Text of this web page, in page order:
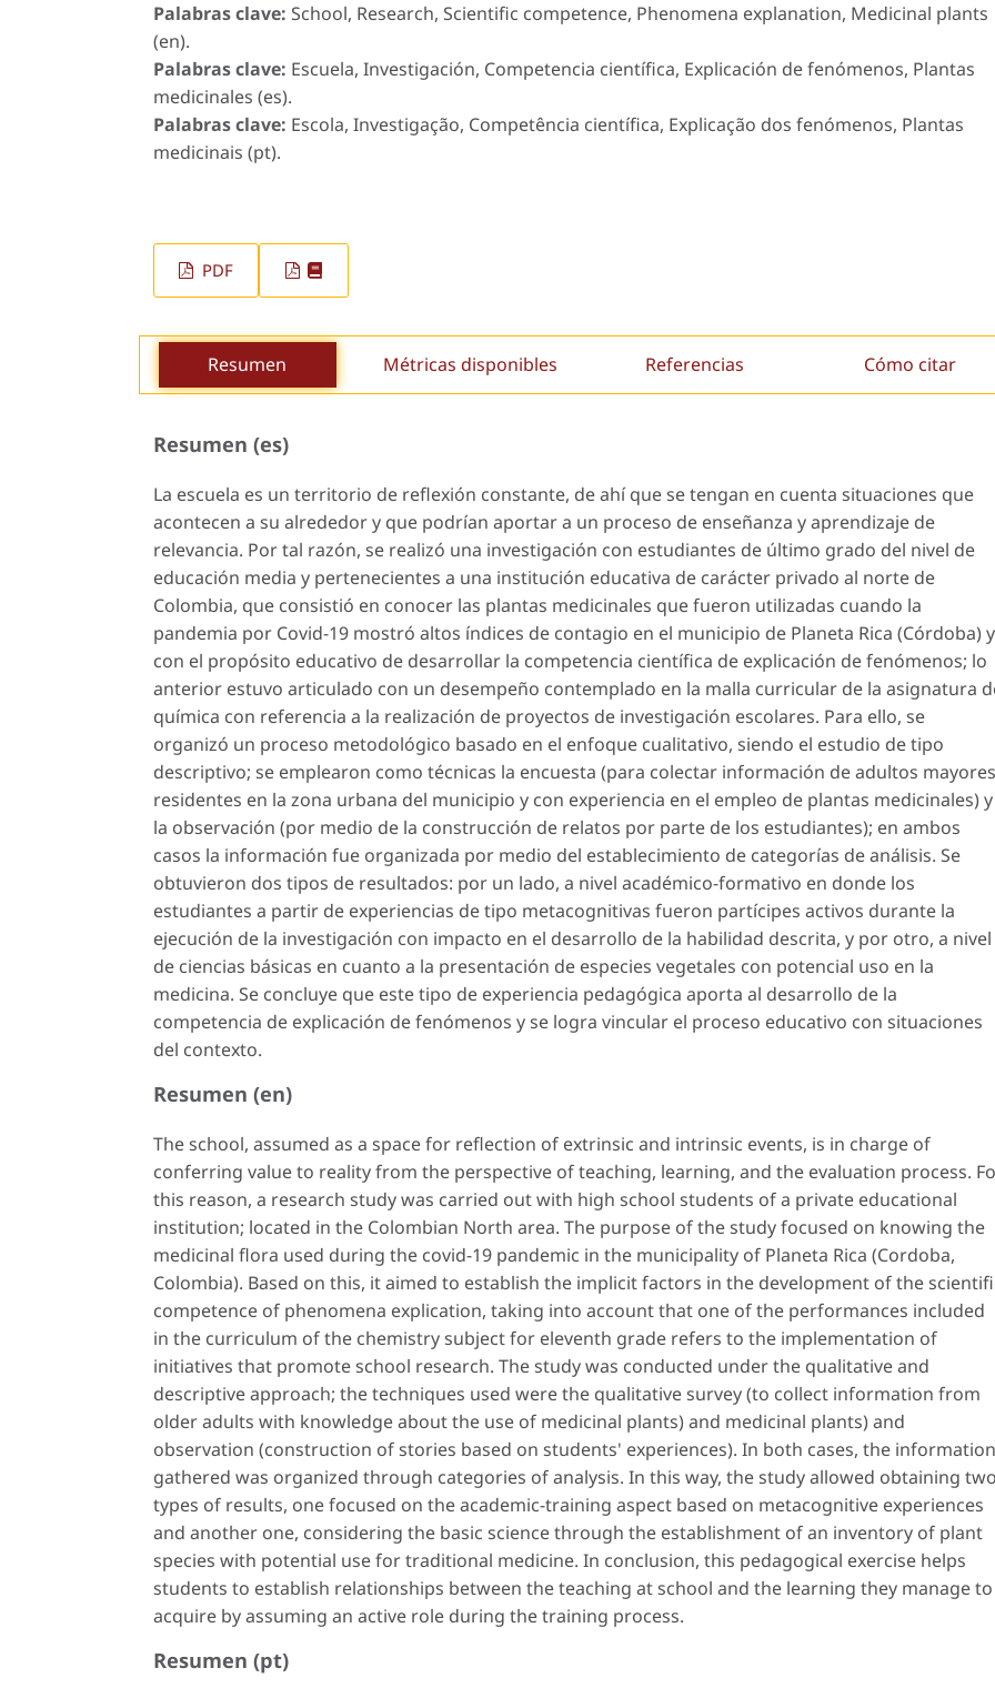
Palabras clave: School, Research, Scientific competence, Phenomena explanation, Medicinal plants
(en).
Palabras clave: Escuela, Investigación, Competencia científica, Explicación de fenómenos, Plantas
medicinales (es).
Palabras clave: Escola, Investigação, Competência científica, Explicação dos fenómenos, Plantas
medicinais (pt).
PDF
Resumen Métricas disponibles Referencias Cómo citar
Resumen (es)
La escuela es un territorio de reflexión constante, de ahí que se tengan en cuenta situaciones que
acontecen a su alrededor y que podrían aportar a un proceso de enseñanza y aprendizaje de
relevancia. Por tal razón, se realizó una investigación con estudiantes de último grado del nivel de
educación media y pertenecientes a una institución educativa de carácter privado al norte de
Colombia, que consistió en conocer las plantas medicinales que fueron utilizadas cuando la
pandemia por Covid-19 mostró altos índices de contagio en el municipio de Planeta Rica (Córdoba) y
con el propósito educativo de desarrollar la competencia científica de explicación de fenómenos; lo
anterior estuvo articulado con un desempeño contemplado en la malla curricular de la asignatura
química con referencia a la realización de proyectos de investigación escolares. Para ello, se
organizó un proceso metodológico basado en el enfoque cualitativo, siendo el estudio de tipo
descriptivo; se emplearon como técnicas la encuesta (para colectar información de adultos mayores
residentes en la zona urbana del municipio y con experiencia en el empleo de plantas medicinales) y
la observación (por medio de la construcción de relatos por parte de los estudiantes); en ambos
casos la información fue organizada por medio del establecimiento de categorías de análisis. Se
obtuvieron dos tipos de resultados: por un lado, a nivel académico-formativo en donde los
estudiantes a partir de experiencias de tipo metacognitivas fueron partícipes activos durante la
ejecución de la investigación con impacto en el desarrollo de la habilidad descrita, y por otro, a nivel
de ciencias básicas en cuanto a la presentación de especies vegetales con potencial uso en la
medicina. Se concluye que este tipo de experiencia pedagógica aporta al desarrollo de la
competencia de explicación de fenómenos y se logra vincular el proceso educativo con situaciones
del contexto.
Resumen (en)
The school, assumed as a space for reflection of extrinsic and intrinsic events, is in charge of
conferring value to reality from the perspective of teaching, learning, and the evaluation process.
this reason, a research study was carried out with high school students of a private educational
institution; located in the Colombian North area. The purpose of the study focused on knowing the
medicinal flora used during the covid-19 pandemic in the municipality of Planeta Rica (Cordoba,
Colombia). Based on this, it aimed to establish the implicit factors in the development of the
competence of phenomena explication, taking into account that one of the performances included
in the curriculum of the chemistry subject for eleventh grade refers to the implementation of
initiatives that promote school research. The study was conducted under the qualitative and
descriptive approach; the techniques used were the qualitative survey (to collect information from
older adults with knowledge about the use of medicinal plants) and medicinal plants) and
observation (construction of stories based on students' experiences). In both cases, the information
gathered was organized through categories of analysis. In this way, the study allowed obtaining
types of results, one focused on the academic-training aspect based on metacognitive experiences
and another one, considering the basic science through the establishment of an inventory of plant
species with potential use for traditional medicine. In conclusion, this pedagogical exercise helps
students to establish relationships between the teaching at school and the learning they manage to
acquire by assuming an active role during the training process.
Resumen (pt)